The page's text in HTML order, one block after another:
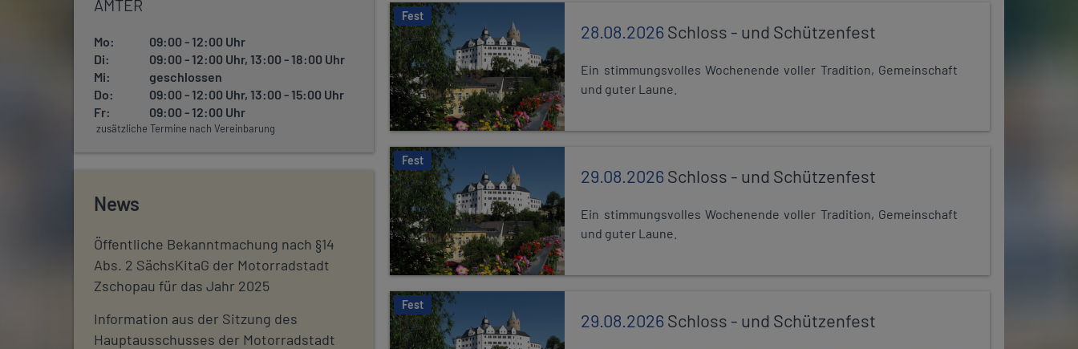
ÄMTER
Mo:
09:00 - 12:00 Uhr
Di:
09:00 - 12:00 Uhr, 13:00 - 18:00 Uhr
Mi:
geschlossen
Do:
09:00 - 12:00 Uhr, 13:00 - 15:00 Uhr
Fr:
09:00 - 12:00 Uhr
zusätzliche Termine nach Vereinbarung
News
Öffentliche Bekanntmachung nach §14
Abs. 2 SächsKitaG der Motorradstadt
Zschopau für das Jahr 2025
Information aus der Sitzung des
Hauptausschusses der Motorradstadt
Fest
28.08.2026Schloss - und Schützenfest
Ein stimmungsvolles Wochenende voller Tradition, Gemeinschaft
und guter Laune.
Fest
29.08.2026Schloss - und Schützenfest
Ein stimmungsvolles Wochenende voller Tradition, Gemeinschaft
und guter Laune.
Fest
29.08.2026Schloss - und Schützenfest